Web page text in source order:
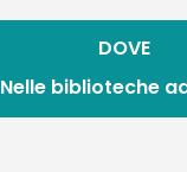
DOVE
Nelle biblioteche